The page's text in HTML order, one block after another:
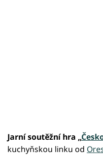
Jarní soutěžní hra „
kuchyňskou linku od